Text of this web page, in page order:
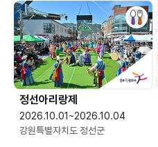
정선아리랑제
2026.10.01~2026.10.04
강원특별자치도 정선군